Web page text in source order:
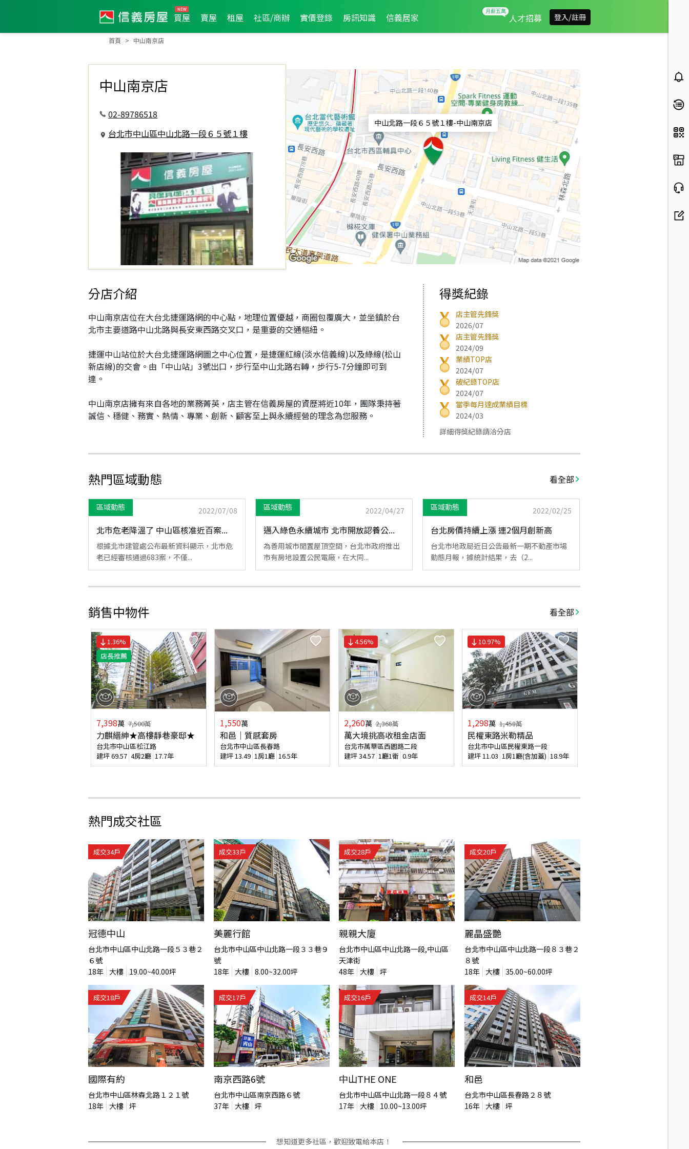
買屋 賣屋 租屋 社區/商辦 實價登錄 房訊知識 信義居家 人才招募 登入/註冊
首頁 中山南京店
中山南京店
02-89786518
台北市中山區中山北路一段６５號１樓
中山北路一段６５號１樓-中山南京店
分店介紹
中山南京店位在大台北捷運路網的中心點，地理位置優越，商圈包覆廣大，並坐鎮於台
北市主要道路中山北路與長安東西路交叉口，是重要的交通樞紐。
捷運中山站位於大台北捷運路網圖之中心位置，是捷運紅線(淡水信義線)以及綠線(松山
新店線)的交會。由「中山站」3號出口，步行至中山北路右轉，步行5-7分鐘即可到
達。
中山南京店擁有來自各地的業務菁英，店主管在信義房屋的資歷將近10年，團隊秉持著
誠信、穩健、務實、熱情、專業、創新、顧客至上與永續經營的理念為您服務。
得獎紀錄
店主管先鋒獎
2026/07
店主管先鋒獎
2024/09
業績TOP店
2024/07
破紀錄TOP店
2024/07
當季每月達成業績目標
2024/03
詳細得獎紀錄請洽分店
熱門區域動態 看全部
區域動態 2022/07/08
北市危老降溫了 中山區核准近百案...
根據北市建管處公布最新資料顯示，北市危
老已經審核通過683案，不僅...
區域動態 2022/04/27
邁入綠色永續城市 北市開放認養公...
為善用城市閒置屋頂空間，台北市政府推出
市有房地設置公民電廠，在大同...
區域動態 2022/02/25
台北房價持續上漲 連2個月創新高
台北市地政局近日公告最新一期不動產市場
動態月報，據統計結果，去（2...
銷售中物件 看全部
1.36%
店長推薦
7,398萬 7,500萬
力麒縉紳★高樓靜巷豪邸★
台北市中山區松江路
建坪69.57 4房2廳 17.7年
1,550萬
和邑｜質感套房
台北市中山區長春路
建坪13.49 1房1廳 16.5年
4.56%
2,260萬 2,368萬
萬大境挑高收租金店面
台北市萬華區西園路二段
建坪34.57 1廳1衛 0.9年
10.97%
1,298萬 1,458萬
民權東路米勒精品
台北市中山區民權東路一段
建坪11.03 1房1廳(含加蓋) 18.9年
熱門成交社區
成交34戶
冠德中山
台北市中山區中山北路一段５３巷２
６號
18年 大樓 19.00~40.00坪
成交33戶
美麗行館
台北市中山區中山北路一段３３巷９
號
18年 大樓 8.00~32.00坪
成交28戶
親親大廈
台北市中山區中山北路一段,中山區
天津街
48年 大樓 坪
成交20戶
麗晶盛艷
台北市中山區中山北路一段８３巷２
８號
18年 大樓 35.00~60.00坪
成交18戶
國際有約
台北市中山區林森北路１２１號
18年 大樓 坪
成交17戶
南京西路6號
台北市中山區南京西路６號
37年 大樓 坪
成交16戶
中山THE ONE
台北市中山區中山北路一段８４號
17年 大樓 10.00~13.00坪
成交14戶
和邑
台北市中山區長春路２８號
16年 大樓 坪
想知道更多社區，歡迎致電給本店！